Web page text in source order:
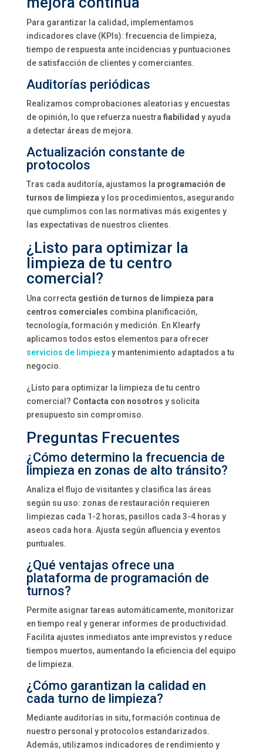
Para garantizar la calidad, implementamos
indicadores clave (KPIs): frecuencia de limpieza,
tiempo de respuesta ante incidencias y puntuaciones
de satisfacción de clientes y comerciantes.
Auditorías periódicas
Realizamos comprobaciones aleatorias y encuestas
de opinión, lo que refuerza nuestra fiabilidad y ayuda
a detectar áreas de mejora.
Actualización constante de
protocolos
Tras cada auditoría, ajustamos la programación de
turnos de limpieza y los procedimientos, asegurando
que cumplimos con las normativas más exigentes y
las expectativas de nuestros clientes.
¿Listo para optimizar la
limpieza de tu centro
comercial?
Una correcta gestión de turnos de limpieza para
centros comerciales combina planificación,
tecnología, formación y medición. En Klearfy
aplicamos todos estos elementos para ofrecer
servicios de limpieza y mantenimiento adaptados a tu
negocio.
¿Listo para optimizar la limpieza de tu centro
comercial? Contacta con nosotros y solicita
presupuesto sin compromiso.
Preguntas Frecuentes
¿Cómo determino la frecuencia de
limpieza en zonas de alto tránsito?
Analiza el flujo de visitantes y clasifica las áreas
según su uso: zonas de restauración requieren
limpiezas cada 1-2 horas, pasillos cada 3-4 horas y
aseos cada hora. Ajusta según afluencia y eventos
puntuales.
¿Qué ventajas ofrece una
plataforma de programación de
turnos?
Permite asignar tareas automáticamente, monitorizar
en tiempo real y generar informes de productividad.
Facilita ajustes inmediatos ante imprevistos y reduce
tiempos muertos, aumentando la eficiencia del equipo
de limpieza.
¿Cómo garantizan la calidad en
cada turno de limpieza?
Mediante auditorías in situ, formación continua de
nuestro personal y protocolos estandarizados.
Además, utilizamos indicadores de rendimiento y